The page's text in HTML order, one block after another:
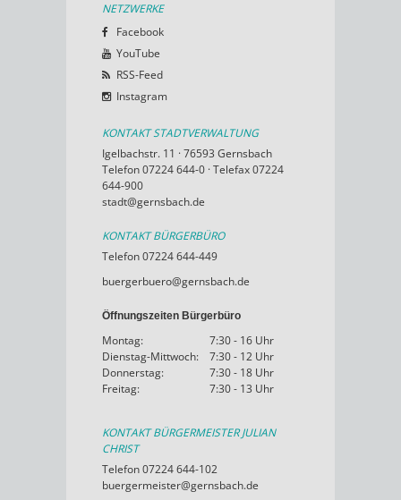
NETZWERKE
Facebook
YouTube
RSS-Feed
Instagram
KONTAKT STADTVERWALTUNG
Igelbachstr. 11 · 76593 Gernsbach
Telefon 07224 644-0 · Telefax 07224
644-900
stadt@gernsbach.de
KONTAKT BÜRGERBÜRO
Telefon 07224 644-449
buergerbuero@gernsbach.de
Öffnungszeiten Bürgerbüro
Montag:
7:30 - 16 Uhr
Dienstag-Mittwoch:
7:30 - 12 Uhr
Donnerstag:
7:30 - 18 Uhr
Freitag:
7:30 - 13 Uhr
KONTAKT BÜRGERMEISTER JULIAN
CHRIST
Telefon 07224 644-102
buergermeister@gernsbach.de